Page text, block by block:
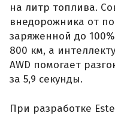
на литр топлива.
внедорожника от
заряженной до
800 км, а
AWD помогает
за 5,9 секунды.
При разработке